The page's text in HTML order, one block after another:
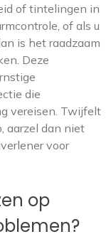
of tintelingen in
of als u
is het raadzaam
Deze
die
vereisen. Twijfelt
aarzel dan niet
voor
op